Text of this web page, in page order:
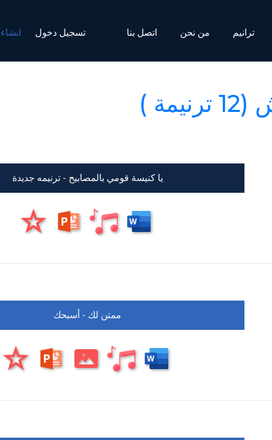
تسجيل دخول ترانيم من نحن اتصل بنا
)
يا كنيسة قومي بالمصابيح - ترنيمه جديدة
ممتن لك - أسبحك